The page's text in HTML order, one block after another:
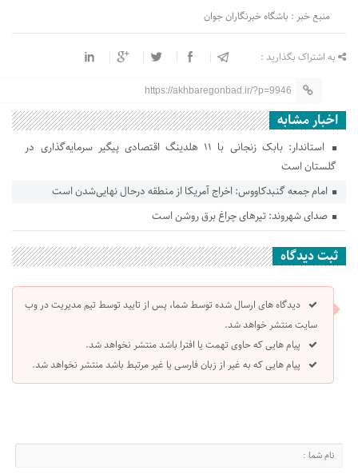
منبع خبر : باشگاه خبرنگاران جوان
به اشتراک بگذارید :
https://akhbaregonbad.ir/?p=9946
اخبار مشابه
استاندار: بابک زنجانی با ۱۱ هلدینگ اقتصادی پیگیر سرمایه‌گذاری در
گلستان است
امام جمعه گنبدکاووس: اخراج آمریکا از منطقه درحال نهایی‌شدن است
صدای شهروند: تیرهای چراغ برق روشن است
ثبت دیدگاه
دیدگاه های ارسال شده توسط شما، پس از تایید توسط تیم مدیریت در وب
سایت منتشر خواهد شد.
پیام هایی که حاوی تهمت یا افترا باشد منتشر نخواهد شد.
پیام هایی که به غیر از زبان فارسی یا غیر مرتبط باشد منتشر نخواهد شد.